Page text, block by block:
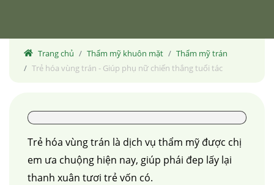
Trang chủ Thẩm mỹ khuôn mặt
Thẩm mỹ trán
Trẻ hóa vùng trán - Giúp phụ nữ chiến thắng tuổi tác
Trẻ hóa vùng trán là dịch vụ thẩm mỹ được chị
em ưa chuộng hiện nay, giúp phái đep lấy lại
thanh xuân tươi trẻ vốn có.